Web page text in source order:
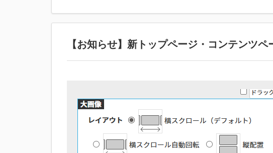
【お知らせ】新トップページ・コンテンツ